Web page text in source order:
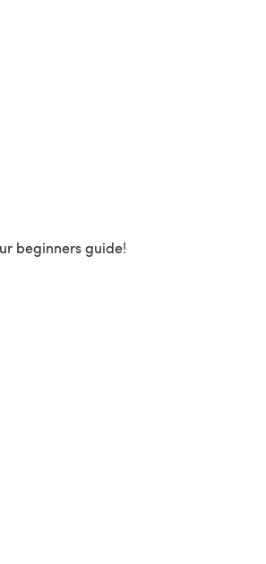
beginners guide!